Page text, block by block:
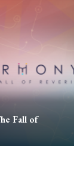
Fall of